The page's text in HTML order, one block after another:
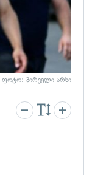
ფოტო: პირველი არხი